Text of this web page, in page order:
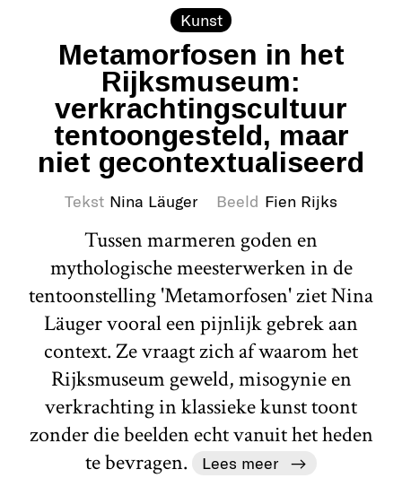
Kunst
Metamorfosen in het
Rijksmuseum:
verkrachtingscultuur
tentoongesteld, maar
niet gecontextualiseerd
Tekst Nina Läuger Beeld Fien Rijks
Tussen marmeren goden en
mythologische meesterwerken in de
tentoonstelling 'Metamorfosen' ziet Nina
Läuger vooral een pijnlijk gebrek aan
context. Ze vraagt zich af waarom het
Rijksmuseum geweld, misogynie en
verkrachting in klassieke kunst toont
zonder die beelden echt vanuit het heden
te bevragen.
Lees meer